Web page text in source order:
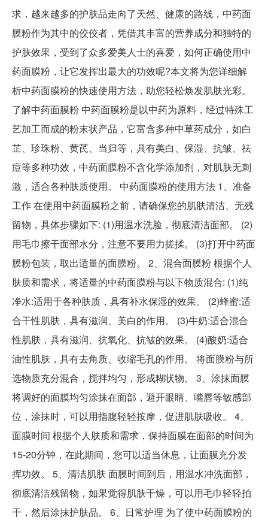
求，越来越多的护肤品走向了天然、健康的路线，中药面
膜粉作为其中的佼佼者，凭借其丰富的营养成分和独特的
护肤效果，受到了众多爱美人士的喜爱，如何正确使用中
药面膜粉，让它发挥出最大的功效呢?本文将为您详细解
析中药面膜粉的快速使用方法，助您轻松焕发肌肤光彩。
了解中药面膜粉 中药面膜粉是以中药为原料，经过特殊工
艺加工而成的粉末状产品，它富含多种中草药成分，如白
芷、珍珠粉、黄芪、当归等，具有美白、保湿、抗皱、祛
痘等多种功效，中药面膜粉不含化学添加剂，对肌肤无刺
激，适合各种肤质使用。 中药面膜粉的使用方法 1、准备
工作 在使用中药面膜粉之前，请确保您的肌肤清洁、无残
留物，具体步骤如下: (1)用温水洗脸，彻底清洁面部。 (2)
用毛巾擦干面部水分，注意不要用力搓揉。 (3)打开中药面
膜粉包装，取出适量的面膜粉。 2、混合面膜粉 根据个人
肤质和需求，将适量的中药面膜粉与以下物质混合: (1)纯
净水:适用于各种肤质，具有补水保湿的效果。 (2)蜂蜜:适
合干性肌肤，具有滋润、美白的作用。 (3)牛奶:适合混合
性肌肤，具有滋润、抗氧化、抗皱的效果。 (4)酸奶:适合
油性肌肤，具有去角质、收缩毛孔的作用。 将面膜粉与所
选物质充分混合，搅拌均匀，形成糊状物。 3、涂抹面膜
将调好的面膜均匀涂抹在面部，避开眼睛、嘴唇等敏感部
位，涂抹时，可以用指腹轻轻按摩，促进肌肤吸收。 4、
面膜时间 根据个人肤质和需求，保持面膜在面部的时间为
15-20分钟，在此期间，您可以适当休息，让面膜充分发
挥功效。 5、清洁肌肤 面膜时间到后，用温水冲洗面部，
彻底清洁残留物，如果觉得肌肤干燥，可以用毛巾轻轻拍
干，然后涂抹护肤品。 6、日常护理 为了使中药面膜粉的